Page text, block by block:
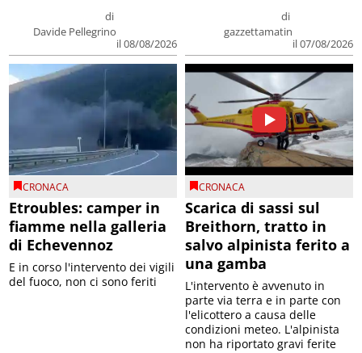
di
Davide Pellegrino
il 08/08/2026
di
gazzettamatin
il 07/08/2026
CRONACA
Etroubles: camper in
fiamme nella galleria
di Echevennoz
E in corso l'intervento dei vigili
del fuoco, non ci sono feriti
CRONACA
Scarica di sassi sul
Breithorn, tratto in
salvo alpinista ferito a
una gamba
L'intervento è avvenuto in
parte via terra e in parte con
l'elicottero a causa delle
condizioni meteo. L'alpinista
non ha riportato gravi ferite